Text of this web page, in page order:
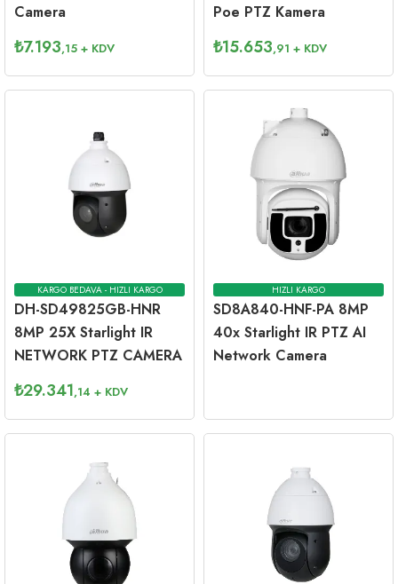
Camera
₺7.193,15 + KDV
Poe PTZ Kamera
₺15.653,91 + KDV
KARGO BEDAVA - HIZLI KARGO
DH-SD49825GB-HNR
8MP 25X Starlight IR
NETWORK PTZ CAMERA
₺29.341,14 + KDV
HIZLI KARGO
SD8A840-HNF-PA 8MP
40x Starlight IR PTZ AI
Network Camera